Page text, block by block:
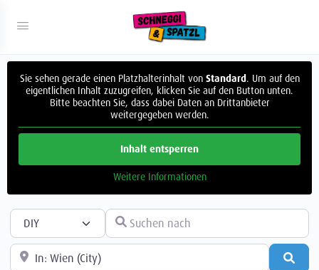
Sie sehen gerade einen Platzhalterinhalt von Standard. Um auf den
eigentlichen Inhalt zuzugreifen, klicken Sie auf den Button unten.
Bitte beachten Sie, dass dabei Daten an Drittanbieter
weitergegeben werden.
Inhalt entsperren
Weitere Informationen
Suchtyp auswählen Suchen nach
In der Nähe